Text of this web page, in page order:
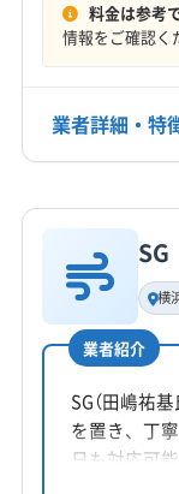
定休日
年末年始
非公開
料金は参考
情報をご確認く
業者詳細・特
基本情報
代表者名
小野田睦次
所在地
静岡県静岡市
対応地域
SG
横
業者紹介
SG（田嶋祐
を置き、丁
日も対応可
ビ・抗菌コ